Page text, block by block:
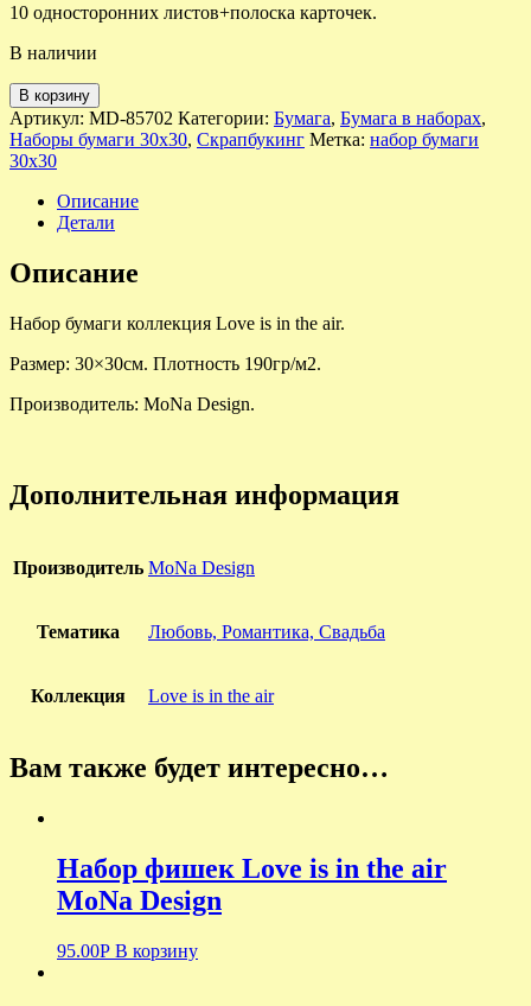
10 односторонних листов+полоска карточек.
В наличии
В корзину
Артикул: MD-85702 Категории: Бумага, Бумага в наборах,
Наборы бумаги 30х30, Скрапбукинг Метка: набор бумаги
30х30
Описание
Детали
Описание
Набор бумаги коллекция Love is in the air.
Размер: 30×30см. Плотность 190гр/м2.
Производитель: MoNa Design.
Дополнительная информация
Производитель MoNa Design
Тематика Любовь, Романтика, Cвадьба
Коллекция Love is in the air
Вам также будет интересно…
Набор фишек Love is in the air
MoNa Design
95.00Р В корзину